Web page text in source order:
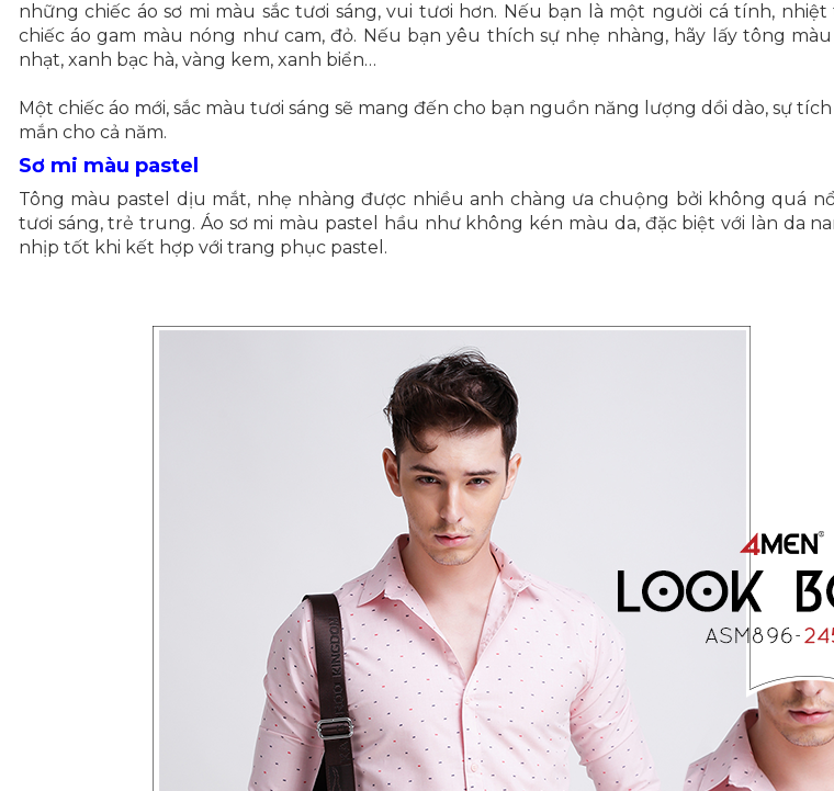
những chiếc áo sơ mi màu sắc tươi sáng, vui tươi hơn. Nếu bạn là một người cá tính,
chiếc áo gam màu nóng như cam, đỏ. Nếu bạn yêu thích sự nhẹ nhàng, hãy lấy tông
nhạt, xanh bạc hà, vàng kem, xanh biển…
Một chiếc áo mới, sắc màu tươi sáng sẽ mang đến cho bạn nguồn năng lượng dồi dào, sự
mắn cho cả năm.
Sơ mi màu pastel
Tông màu pastel dịu mắt, nhẹ nhàng được nhiều anh chàng ưa chuộng bởi không quá
tươi sáng, trẻ trung. Áo sơ mi màu pastel hầu như không kén màu da, đặc biệt với làn da
nhịp tốt khi kết hợp với trang phục pastel.